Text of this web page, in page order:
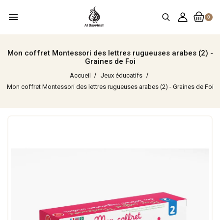
0
menu
Mon coffret Montessori des lettres rugueuses arabes (2) -
Graines de Foi
Accueil
Jeux éducatifs
Mon coffret Montessori des lettres rugueuses arabes (2) - Graines de Foi